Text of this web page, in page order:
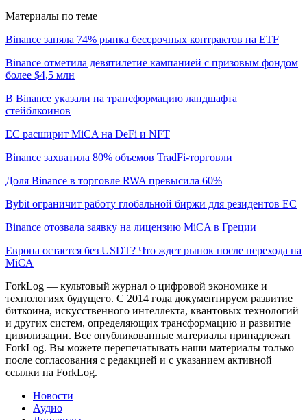
Материалы по теме
Binance заняла 74% рынка бессрочных контрактов на ETF
Binance отметила девятилетие кампанией с призовым фондом
более $4,5 млн
В Binance указали на трансформацию ландшафта
стейблкоинов
ЕС расширит MiCA на DeFi и NFT
Binance захватила 80% объемов TradFi-торговли
Доля Binance в торговле RWA превысила 60%
Bybit ограничит работу глобальной биржи для резидентов ЕС
Binance отозвала заявку на лицензию MiCA в Греции
Европа остается без USDT? Что ждет рынок после перехода на
MiCA
ForkLog — культовый журнал о цифровой экономике и
технологиях будущего. С 2014 года документируем развитие
биткоина, искусственного интеллекта, квантовых технологий
и других систем, определяющих трансформацию и развитие
цивилизации. Все опубликованные материалы принадлежат
ForkLog. Вы можете перепечатывать наши материалы только
после согласования с редакцией и с указанием активной
ссылки на ForkLog.
Новости
Аудио